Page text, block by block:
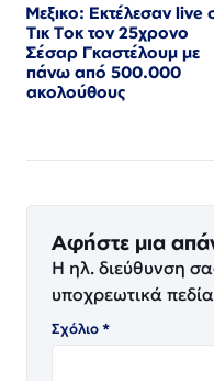
Μεξικο: Εκτέλεσαν live
Τικ Τοκ τον 25χρονο
Σέσαρ Γκαστέλουμ με
πάνω από 500.000
ακολούθους
Αφήστε μια
Η ηλ. διεύθυνση
υποχρεωτικά
Σχόλιο*